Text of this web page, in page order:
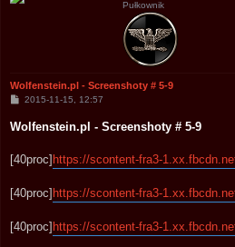
Pułkownik
Wolfenstein.pl - Screenshoty # 5-9
P
s
t
2015-11-15, 12:57
Wolfenstein.pl - Screenshoty # 5-9
[40proc] https://scontent-fra3-
[40proc] https://scontent-fra3-
[40proc] https://scontent-fra3-